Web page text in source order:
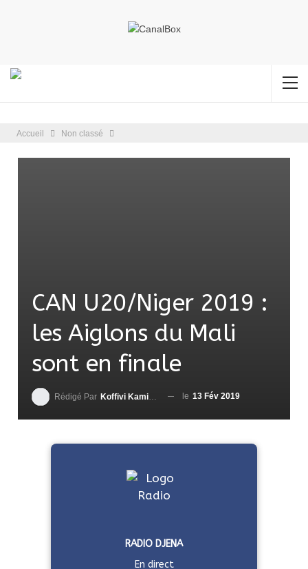
Accueil Non classé
CAN U20/Niger 2019 :
les Aiglons du Mali
sont en finale
Rédigé Par Koffivi Kami AGBETOU le 13 Fév 2019
RADIO DJENA
En direct